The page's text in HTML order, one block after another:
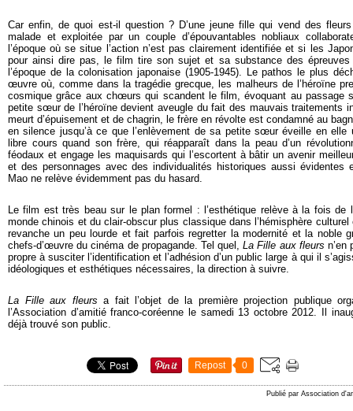
Car enfin, de quoi est-il question ? D’une jeune fille qui vend des
malade et exploitée par un couple d’épouvantables nobliaux
l’époque où se situe l’action n’est pas clairement identifiée et si les
pour ainsi dire pas, le film tire son sujet et sa substance des
l’époque de la colonisation japonaise (1905-1945). Le pathos le plus
œuvre où, comme dans la tragédie grecque, les malheurs de l’héroïne
cosmique grâce aux chœurs qui scandent le film, évoquant au passage
petite sœur de l’héroïne devient aveugle du fait des mauvais traitements
meurt d’épuisement et de chagrin, le frère en révolte est condamné au
en silence jusqu’à ce que l’enlèvement de sa petite sœur éveille en elle
libre cours quand son frère, qui réapparaît dans la peau d’un
féodaux et engage les maquisards qui l’escortent à bâtir un avenir
et des personnages avec des individualités historiques aussi évidentes
Mao ne relève évidemment pas du hasard.
Le film est très beau sur le plan formel : l’esthétique relève à la fois de
monde chinois et du clair-obscur plus classique dans l’hémisphère
revanche un peu lourde et fait parfois regretter la modernité et la noble
chefs-d’œuvre du cinéma de propagande. Tel quel,La Fille aux fleurs n’en
propre à susciter l’identification et l’adhésion d’un public large à qui il
idéologiques et esthétiques nécessaires, la direction à suivre.
L a Fille aux fleurs a fait l’objet de la première projection publique
l’Association d’amitié franco-coréenne le samedi 13 octobre 2012. Il
déjà trouvé son public.
Repost 0
Publié par Association